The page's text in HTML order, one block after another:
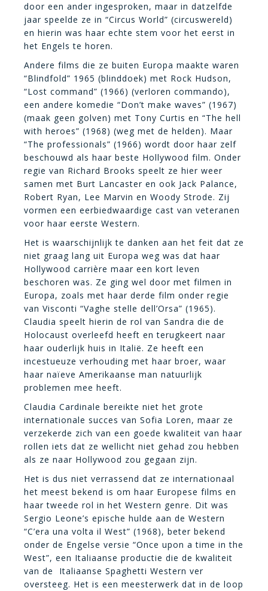
door een ander ingesproken, maar in datzelfde
jaar speelde ze in “Circus World” (circuswereld)
en hierin was haar echte stem voor het eerst in
het Engels te horen.
Andere films die ze buiten Europa maakte waren
“Blindfold” 1965 (blinddoek) met Rock Hudson,
“Lost command” (1966) (verloren commando),
een andere komedie “Don’t make waves” (1967)
(maak geen golven) met Tony Curtis en “The hell
with heroes” (1968) (weg met de helden). Maar
“The professionals” (1966) wordt door haar zelf
beschouwd als haar beste Hollywood film. Onder
regie van Richard Brooks speelt ze hier weer
samen met Burt Lancaster en ook Jack Palance,
Robert Ryan, Lee Marvin en Woody Strode. Zij
vormen een eerbiedwaardige cast van veteranen
voor haar eerste Western.
Het is waarschijnlijk te danken aan het feit dat ze
niet graag lang uit Europa weg was dat haar
Hollywood carrière maar een kort leven
beschoren was. Ze ging wel door met filmen in
Europa, zoals met haar derde film onder regie
van Visconti “Vaghe stelle dell’Orsa” (1965).
Claudia speelt hierin de rol van Sandra die de
Holocaust overleefd heeft en terugkeert naar
haar ouderlijk huis in Italië. Ze heeft een
incestueuze verhouding met haar broer, waar
haar naïeve Amerikaanse man natuurlijk
problemen mee heeft.
Claudia Cardinale bereikte niet het grote
internationale succes van Sofia Loren, maar ze
verzekerde zich van een goede kwaliteit van haar
rollen iets dat ze wellicht niet gehad zou hebben
als ze naar Hollywood zou gegaan zijn.
Het is dus niet verrassend dat ze internationaal
het meest bekend is om haar Europese films en
haar tweede rol in het Western genre. Dit was
Sergio Leone’s epische hulde aan de Western
“C’era una volta il West” (1968), beter bekend
onder de Engelse versie “Once upon a time in the
West”, een Italiaanse productie die de kwaliteit
van de Italiaanse Spaghetti Western ver
oversteeg. Het is een meesterwerk dat in de loop